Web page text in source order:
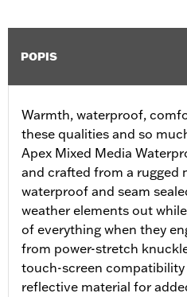
POPIS
Warmth, waterproof,
these qualities and so
Apex Mixed Media
and crafted from a rugged
waterproof and seam
weather elements out
of everything when they
from power-stretch
touch-screen
reflective material for